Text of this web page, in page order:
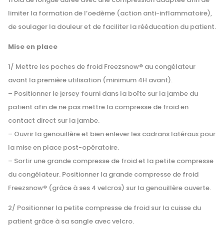
limiter la formation de l’oedème (action anti-inflammatoire),
de soulager la douleur et de faciliter la rééducation du patient.
Mise en place
1/ Mettre les poches de froid Freezsnow® au congélateur
avant la première utilisation (minimum 4H avant).
– Positionner le jersey fourni dans la boîte sur la jambe du
patient afin de ne pas mettre la compresse de froid en
contact direct sur la jambe.
– Ouvrir la genouillère et bien enlever les cadrans latéraux pour
la mise en place post-opératoire.
– Sortir une grande compresse de froid et la petite compresse
du congélateur. Positionner la grande compresse de froid
Freezsnow® (grâce à ses 4 velcros) sur la genouillère ouverte.
2/ Positionner la petite compresse de froid sur la cuisse du
patient grâce à sa sangle avec velcro.